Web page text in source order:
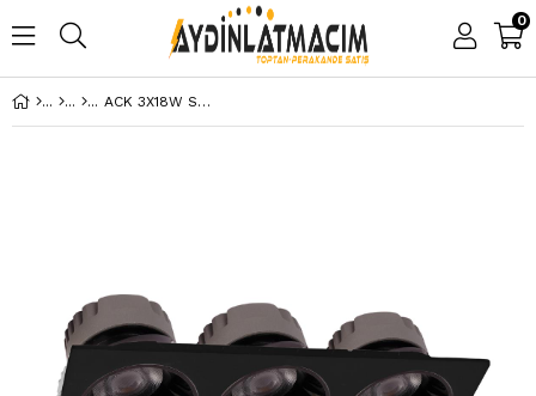
0
ACK 3X18W SIVA ALTI KARE DOWNLIGHT SİYAH 4000K AD10-02711